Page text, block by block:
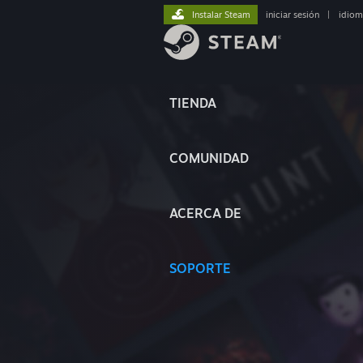
TIENDA
COMUNIDAD
ACERCA DE
SOPORTE
Instalar Steam iniciar sesión